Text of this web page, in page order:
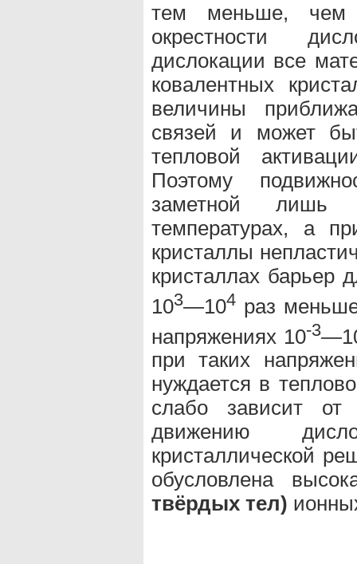
тем меньше, чем
окрестности
дислокации все
ковалентных
величины
связей и может
тепловой
Поэтому
заметной лишь
температурах, а
кристаллы
кристаллах барьер
103—104 раз
напряжениях 10-3
при таких
нуждается в
слабо зависит от
движению
кристаллической
обусловлена
твёрдых тел)